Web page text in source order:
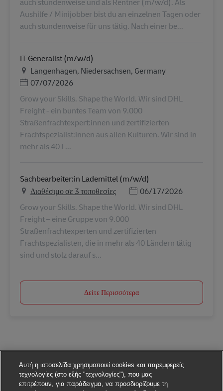
Aushilfe / Minijobber bist du an einzelnen Tagen oder
auch stundenweise für uns tätig. Nach einer be...
IT Generalist (m/w/d)
Τοποθεσία
Langenhagen, Niedersachsen, Germany
Ημερομηνία Ανάρτησης
07/07/2026
Grow your Skills. Shape the World. Wir sind DHL
Freight - ein buntes Team von 9.000
Straßenfrachtexpert:innen und zertifizierten
Frachtspezialist:innen aus allen Kulturen. Wir sind in
mehr als 40 L...
Sachbearbeiter:in Lademittel (m/w/d)
Διαθέσιμο σε 3 τοποθεσίες
Ημερομηνία Ανάρτησης
06/17/2026
Grow your Skills. Shape the World. Wir sind DHL
Freight – eine Gruppe von 9.000
Straßenfrachtexperten und zertifizierten
Frachtspezialisten, die in mehr als 40 Ländern tätig
sind und stolz darauf s...
Δείτε Περισσότερα
Αυτή η ιστοσελίδα χρησιμοποιεί cookies και παρεμφερείς
τεχνολογίες (στο εξής "τεχνολογίες"), που μας
επιτρέπουν, για παράδειγμα, να προσδιορίζουμε τη